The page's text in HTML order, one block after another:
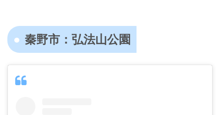
秦野市：弘法山公園